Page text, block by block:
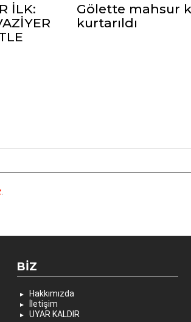
İLK:
Gölette mahsur
kurtarıldı
BIZ
Hakkımızda
İletişim
UYAR KALDIR